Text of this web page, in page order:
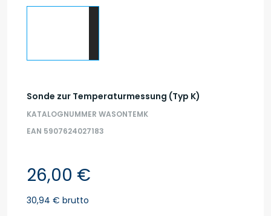
Sonde zur Temperaturmessung (Typ K)
KATALOGNUMMER WASONTEMK
EAN 5907624027183
26,00 €
30,94 € brutto